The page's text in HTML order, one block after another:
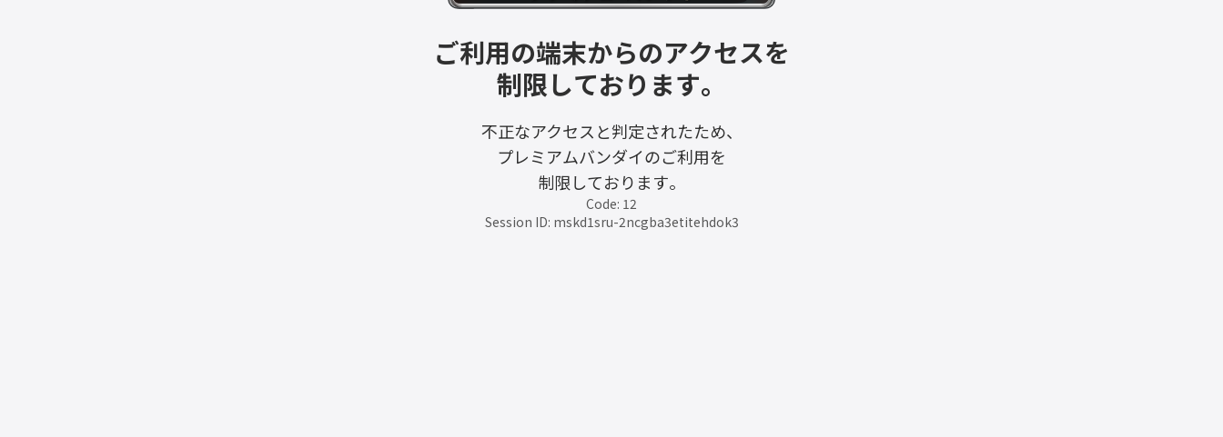
ご利用の端末からのアクセスを
制限しております。
不正なアクセスと判定されたため、
プレミアムバンダイのご利用を
制限しております。
Code: 12
Session ID: mskd1sru-2ncgba3etitehdok3